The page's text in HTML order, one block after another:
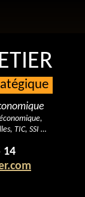
TIC, SSI …
14